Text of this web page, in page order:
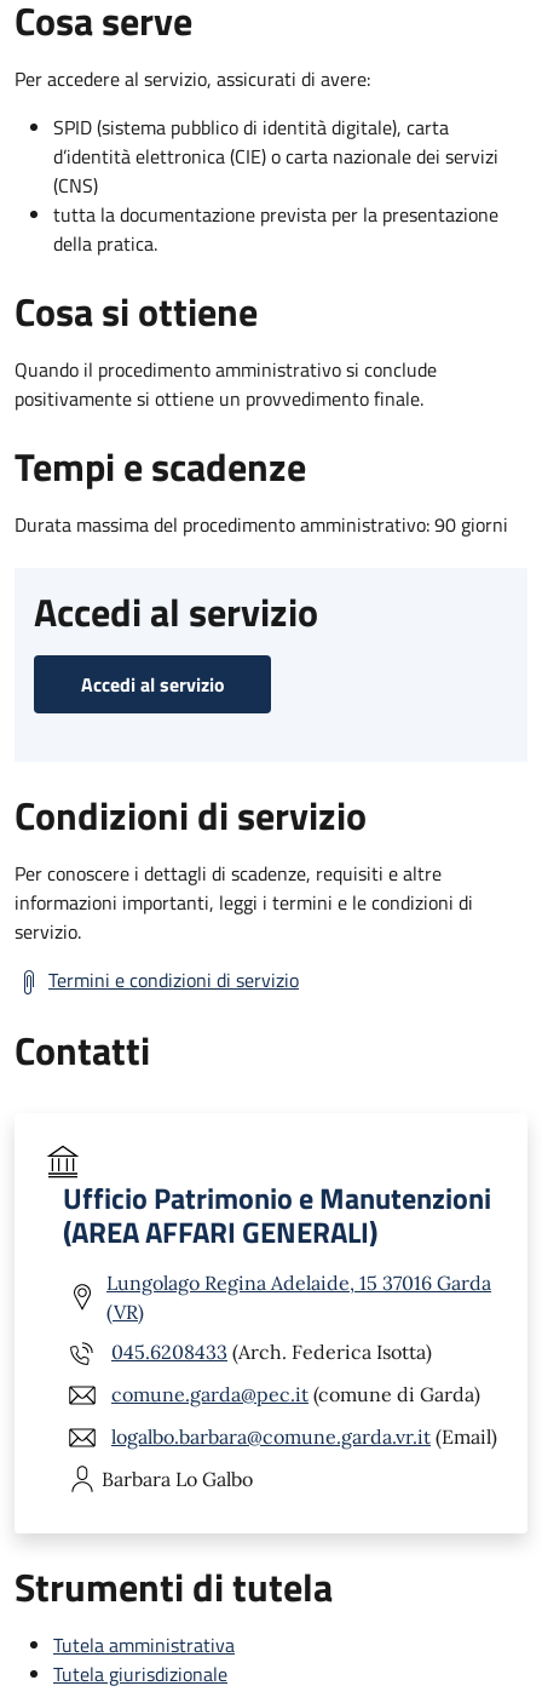
Cosa serve
Per accedere al servizio, assicurati di avere:
SPID (sistema pubblico di identità digitale), carta
d’identità elettronica (CIE) o carta nazionale dei servizi
(CNS)
tutta la documentazione prevista per la presentazione
della pratica.
Cosa si ottiene
Quando il procedimento amministrativo si conclude
positivamente si ottiene un provvedimento finale.
Tempi e scadenze
Durata massima del procedimento amministrativo: 90 giorni
Accedi al servizio
Accedi al servizio
Condizioni di servizio
Per conoscere i dettagli di scadenze, requisiti e altre
informazioni importanti, leggi i termini e le condizioni di
servizio.
Termini e condizioni di servizio
Contatti
Ufficio Patrimonio e Manutenzioni
(AREA AFFARI GENERALI)
Lungolago Regina Adelaide, 15 37016 Garda
(VR)
045.6208433 (Arch. Federica Isotta)
comune.garda@pec.it (comune di Garda)
logalbo.barbara@comune.garda.vr.it (Email)
Barbara Lo Galbo
Strumenti di tutela
Tutela amministrativa
Tutela giurisdizionale